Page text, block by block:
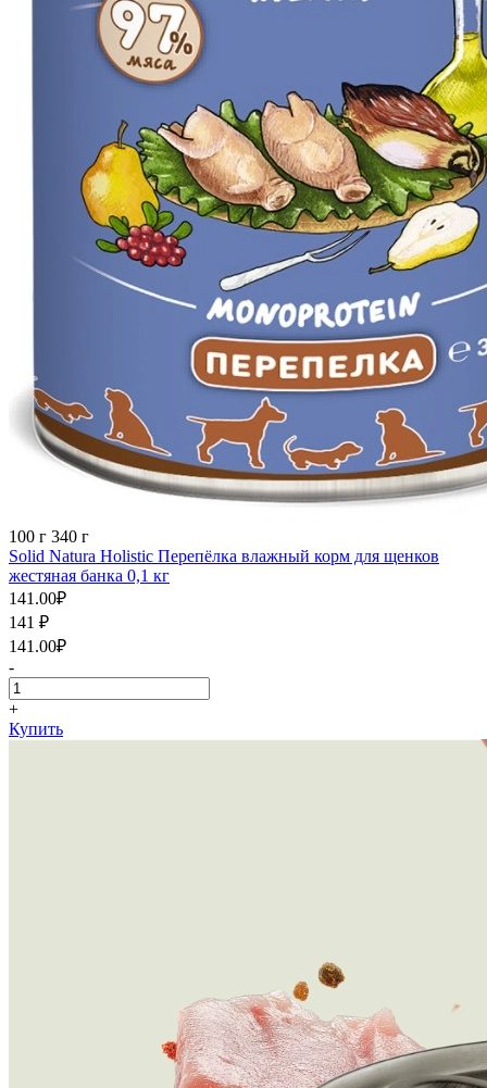
100 г 340 г
Solid Natura Holistic Перепёлка влажный корм для щенков
жестяная банка 0,1 кг
141.00₽
141 ₽
141.00₽
-
+
Купить